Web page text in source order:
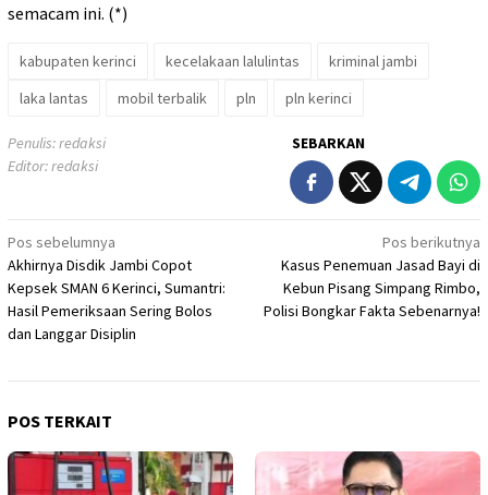
semacam ini. (*)
kabupaten kerinci kecelakaan lalulintas
kriminal jambi
laka lantas
mobil terbalik pln pln kerinci
Penulis: redaksi
Editor: redaksi
SEBARKAN
Navigasi
pos
Pos sebelumnya
Akhirnya Disdik Jambi Copot
Kepsek SMAN 6 Kerinci, Sumantri:
Hasil Pemeriksaan Sering Bolos
dan Langgar Disiplin
Pos berikutnya
Kasus Penemuan Jasad Bayi di
Kebun Pisang Simpang Rimbo,
Polisi Bongkar Fakta Sebenarnya!
POS TERKAIT